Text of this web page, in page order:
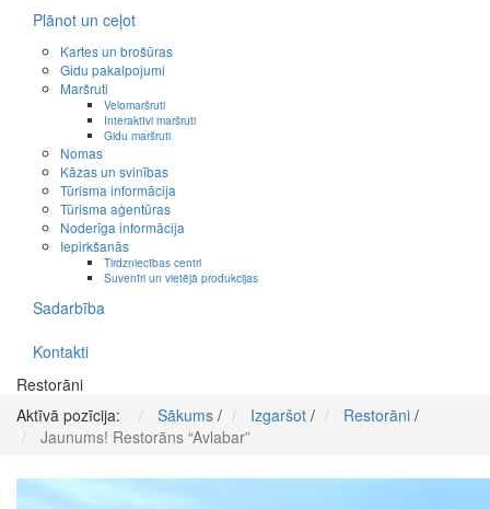
Plānot un ceļot
Kartes un brošūras
Gidu pakalpojumi
Maršruti
Velomaršruti
Interaktīvi maršruti
Gidu maršruti
Nomas
Kāzas un svinības
Tūrisma informācija
Tūrisma aģentūras
Noderīga informācija
Iepirkšanās
Tirdzniecības centri
Suvenīri un vietējā produkcijas
Sadarbība
Kontakti
Restorāni
Aktīvā pozīcija:
Sākums / Izgaršot / Restorāni /
Jaunums! Restorāns “Avlabar”